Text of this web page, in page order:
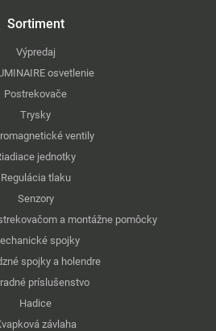
Sortiment
Výpredaj
osvetlenie
Postrekovače
Trysky
ventily
jednotky
Regulácia tlaku
Senzory
a montážne pomôcky
spojky
spojky a holendre
príslušenstvo
Hadice
závlaha